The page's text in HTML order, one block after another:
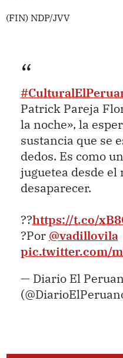
(FIN) NDP/JVV
Patrick Pareja
la noche», la
sustancia que se
dedos. Es como
juguetea desde el
desaparecer.
??https://t.co/
?Por @vadillovila
pic.twitter.com/
— Diario El